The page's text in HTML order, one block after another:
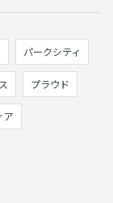
パークシティ
プラウド
ア